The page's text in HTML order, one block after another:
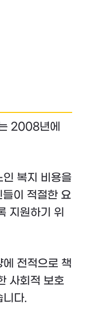
2008년에
복지 비용을
이 적절한 요
지원하기 위
전적으로 책
사회적 보호
니다.